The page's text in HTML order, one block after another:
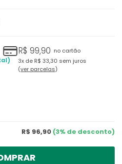
R$ 99,90 no cartão
3x de R$ 33,30 sem juros
ver parcelas
R$ 96,90 (3% de desconto)